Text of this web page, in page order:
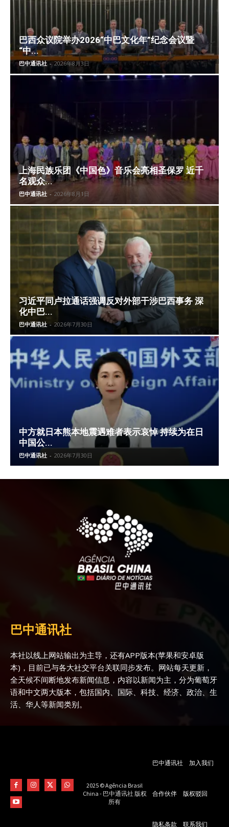
巴西众议院举办2026“中巴文化年”纪念会议暨
“中...
巴中通讯社 - 2026年8月3日
上海民族乐团《中国色》音乐会亮相圣保罗 近千
名观众...
巴中通讯社 - 2026年8月1日
习近平同卢拉通话强调反对外部干涉巴西事务 深
化中巴...
巴中通讯社 - 2026年7月30日
中方就日本熊本地震遇难者表示哀悼 持续为在日
中国公...
巴中通讯社 - 2026年7月30日
巴中通讯社
本社以线上网站输出为主导，还有APP版本(苹果和安卓版
本)，目前已与各大社交平台关联同步发布。网站每天更新，
全天候不间断地发布新闻信息，内容以新闻为主，分为葡萄牙
语和中文两大版本，包括国内、国际、科技、经济、政治、生
活、华人等新闻类别。
2025 © Agência Brasil
China - 巴中通讯社 版权
所有
巴中通讯社 加入我们
合作伙伴 版权驳回
隐私条款 联系我们